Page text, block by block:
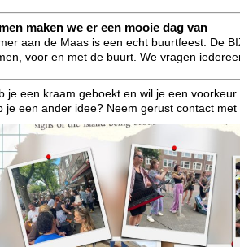
maken we er een mooie dag van
aan de Maas is een echt buurtfeest. De
voor en met de buurt. We vragen
je een kraam geboekt en wil je een
je een ander idee? Neem gerust contact